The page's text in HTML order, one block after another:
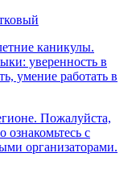
каникулы.
уверенность в
умение работать в
Пожалуйста,
ознакомьтесь с
организаторами.